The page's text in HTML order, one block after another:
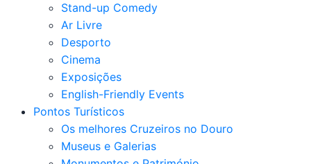
Stand-up Comedy
Ar Livre
Desporto
Cinema
Exposições
English-Friendly Events
Pontos Turísticos
Os melhores Cruzeiros no Douro​
Museus e Galerias